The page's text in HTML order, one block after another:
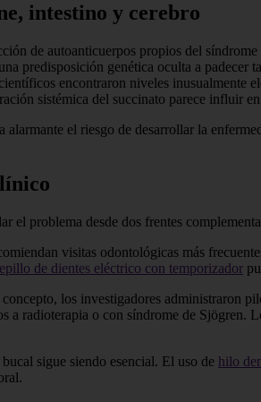
intestino y cerebro
de autoanticuerpos propios del
predisposición genética oculta a
encontraron niveles inusualmente
sistémica del succinato parece influir
el riesgo de desarrollar la
el problema desde dos frentes
visitas odontológicas más
de dientes eléctrico con temporizador
los investigadores administraron
a radioterapia o con síndrome de
sigue siendo esencial. El uso de hilo